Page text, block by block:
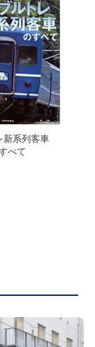
新系列客車
べて